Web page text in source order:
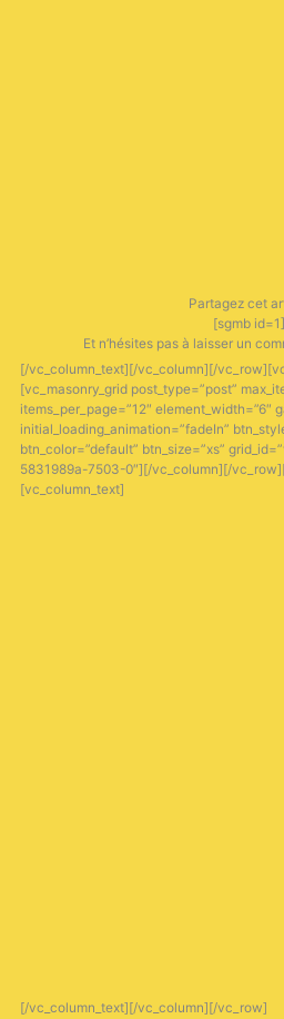
Partagez cet
[sgmb id=1]
Et n’hésites pas à laisser un
[/vc_column_text][/vc_column][/
[vc_masonry_grid post_type=”post”
items_per_page=”12″ element_width=”6″
initial_loading_animation=”fadeIn”
btn_color=”default” btn_size=”xs”
5831989a-7503-0″][/vc_column][/
[vc_column_text]
[/vc_column_text][/vc_column][/vc_row]